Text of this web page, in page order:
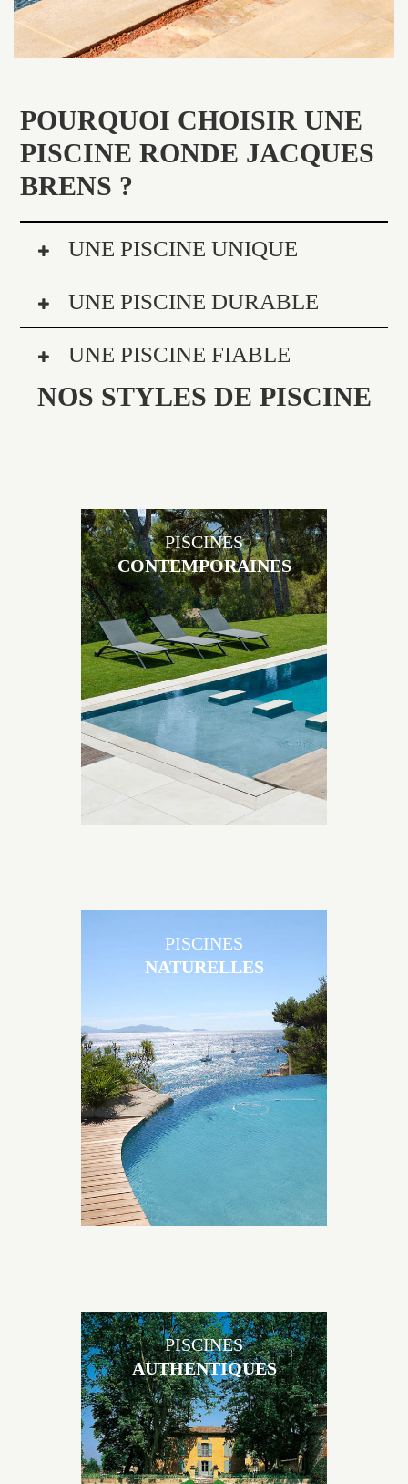
POURQUOI CHOISIR UNE
PISCINE RONDE JACQUES
BRENS ?
UNE PISCINE UNIQUE
UNE PISCINE DURABLE
UNE PISCINE FIABLE
NOS STYLES DE PISCINE
Les piscines en béton contemporaines Jacques
Brens sont uniques grâce au large choix de
matériaux et de revêtements et les nombreuses
options disponibles, miroir, couloir de nage, plage
immergée, débordement.
PISCINES
CONTEMPORAINES
Les piscines en béton naturelles Jacques Brens sont
originales, elles s’intègrent parfaitement à leur
environnement grâce à un jeu de volume et de
matière sur-mesure conçu par notre bureau d’étude
spécialisé.
PISCINES
NATURELLES
Les piscines en béton authentiques Jacques Brens se
démarquent par la noblesse des matériaux
utilisés pour garder un aspect ancien, retrouver une
PISCINES
AUTHENTIQUES